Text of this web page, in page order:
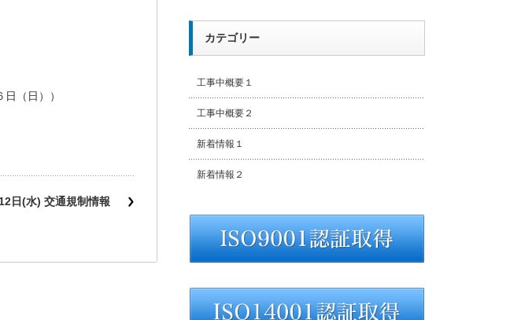
（日））
日(水) 交通規制情報
カテゴリー
工事中概要１
工事中概要２
新着情報１
新着情報２